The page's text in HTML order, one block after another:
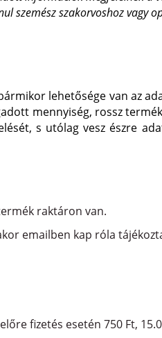
szemész szakorvoshoz vagy
lehetősége van az
mennyiség, rossz
s utólag vesz észre
raktáron van.
emailben kap róla
fizetés esetén 750 Ft,